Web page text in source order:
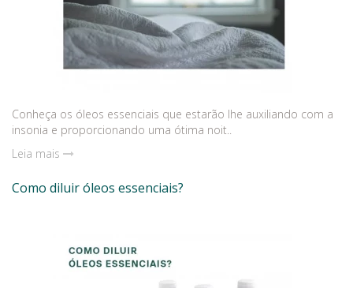
Conheça os óleos essenciais que estarão lhe auxiliando com a
insonia e proporcionando uma ótima noit..
Leia mais
Como diluir óleos essenciais?